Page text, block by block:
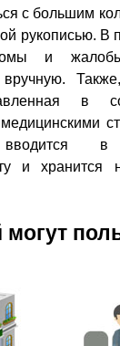
с большим
рукописью. В
и
в
вводится в
и хранится